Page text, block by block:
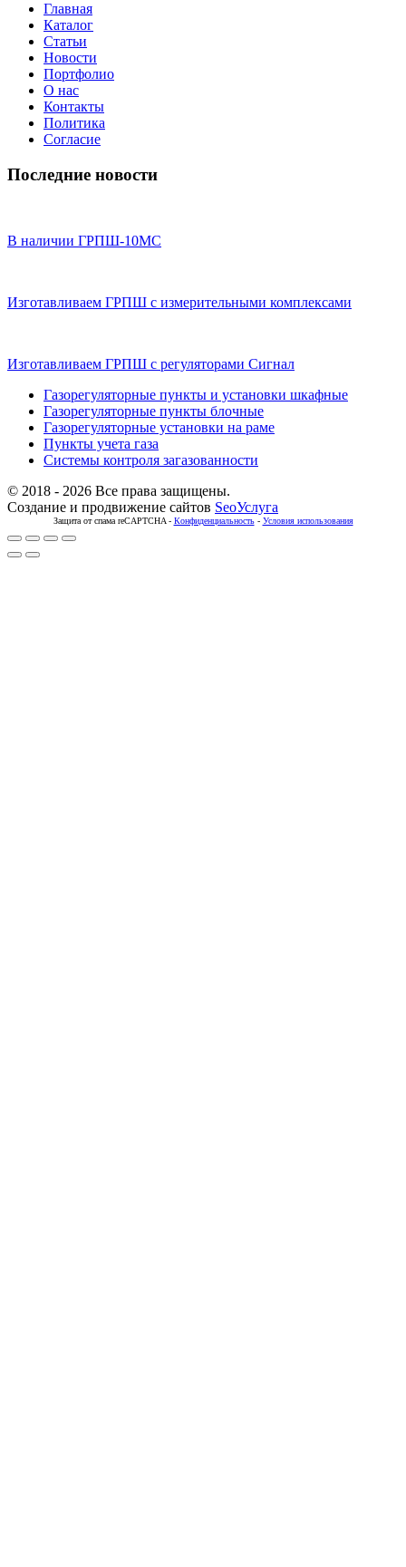
Главная
Каталог
Статьи
Новости
Портфолио
О нас
Контакты
Политика
Согласие
Последние новости
В наличии ГРПШ-10МС
Изготавливаем ГРПШ с измерительными комплексами
Изготавливаем ГРПШ с регуляторами Сигнал
Газорегуляторные пункты и установки шкафные
Газорегуляторные пункты блочные
Газорегуляторные установки на раме
Пункты учета газа
Системы контроля загазованности
© 2018 - 2026 Все права защищены.
Создание и продвижение сайтов SeoУслуга
Защита от спама reCAPTCHA - Конфиденциальность- Условия использования